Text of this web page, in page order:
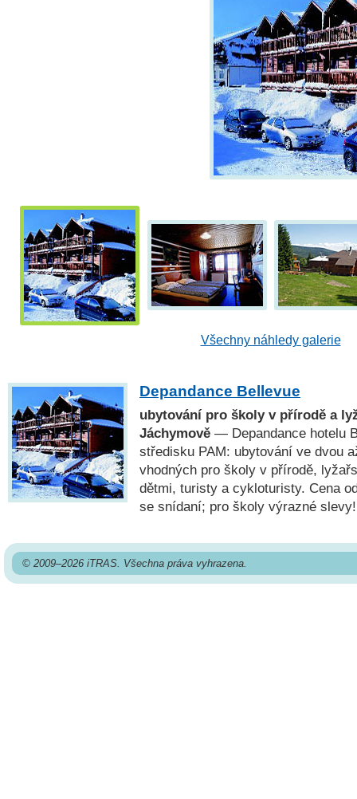
Všechny náhledy galerie
Depandance Bellevue
ubytování pro školy v přírodě a
Jáchymově — Depandance hotelu
středisku PAM: ubytování ve dvou
vhodných pro školy v přírodě,
dětmi, turisty a cykloturisty. Cena
se snídaní; pro školy výrazné slevy!
© 2009–2026 iTRAS. Všechna práva vyhrazena.